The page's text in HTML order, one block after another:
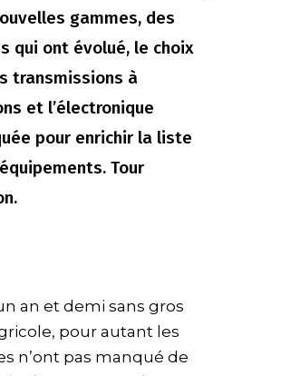
gammes, des
qui ont évolué, le choix
transmissions à
et l’électronique
pour enrichir la liste
Tour
an et demi sans gros
pour autant les
n’ont pas manqué de